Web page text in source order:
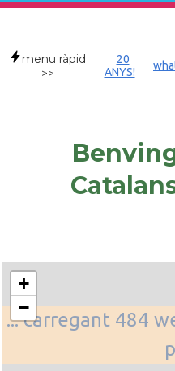
menu ràpid
>>
20
ANYS!
... carregant 484
+
−